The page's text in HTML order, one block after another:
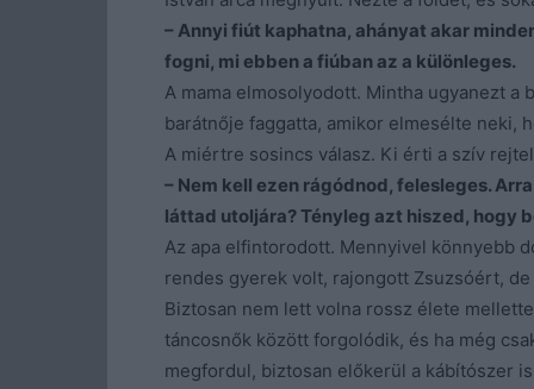
– Annyi fiút kaphatna, ahányat akar
fogni, mi ebben a fiúban az a különleges.
A mama elmosolyodott. Mintha ugyanezt a
barátnője faggatta, amikor elmesélte neki,
A miértre sosincs válasz. Ki érti a szív
– Nem kell ezen rágódnod, felesleges.
láttad utoljára? Tényleg azt hiszed, hogy
Az apa elfintorodott. Mennyivel könnyebb
rendes gyerek volt, rajongott Zsuzsóért,
Biztosan nem lett volna rossz élete
táncosnők között forgolódik, és ha még
megfordul, biztosan előkerül a kábítószer